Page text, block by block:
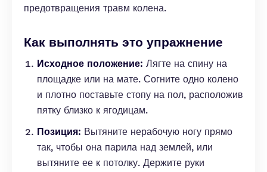
предотвращения травм колена.
Как выполнять это упражнение
Исходное положение: Лягте на спину на
площадке или на мате. Согните одно колено
и плотно поставьте стопу на пол, расположив
пятку близко к ягодицам.
Позиция: Вытяните нерабочую ногу прямо
так, чтобы она парила над землей, или
вытяните ее к потолку. Держите руки